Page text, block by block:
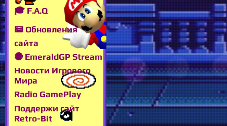
🎓 F.A.Q
📟 Обновления
сайта
🔴 EmeraldGP Stream
Новости Игрового
Мира
Radio GamePlay
Поддержи сайт
Retro-Bit